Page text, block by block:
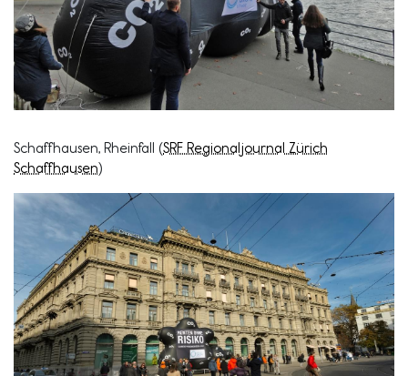
Schaffhausen, Rheinfall (SRF Regionaljournal Zürich
Schaffhausen)